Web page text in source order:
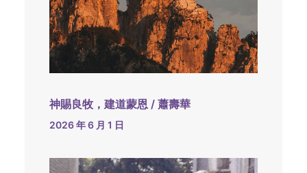
神賜良牧，建道蒙恩 / 蕭壽華
2026 年 6 月 1 日